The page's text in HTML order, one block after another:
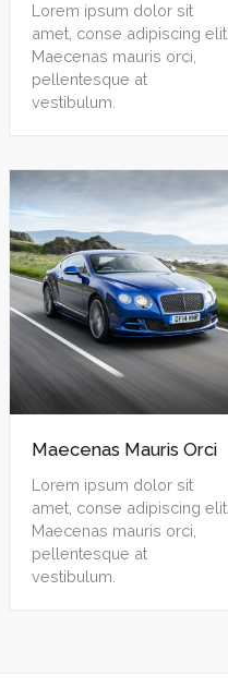
Lorem ipsum dolor sit
amet, conse adipiscing elit.
Maecenas mauris orci,
pellentesque at
vestibulum.
Maecenas Mauris Orci
Lorem ipsum dolor sit
amet, conse adipiscing elit.
Maecenas mauris orci,
pellentesque at
vestibulum.